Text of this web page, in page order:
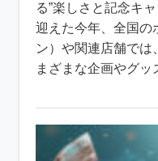
る”楽しさと記念キ
迎えた今年、全国の
ン）や関連店舗では
まざまな企画やグ